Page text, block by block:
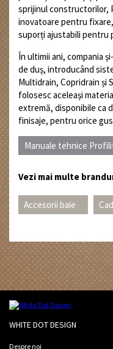
sprijinul constructorilor,
inovatoare pentru
suporți ajustabili pentru
În ultimii ani, compania
de duș, introducând
Multidrain, Copridrain și
folosesc aceleași
extremă, disponibile ca
finisaje, pentru orice
Manuale tehnice
Vezi mai multe
Accesorii baie
WHITE DOT DESIGN
Despre noi